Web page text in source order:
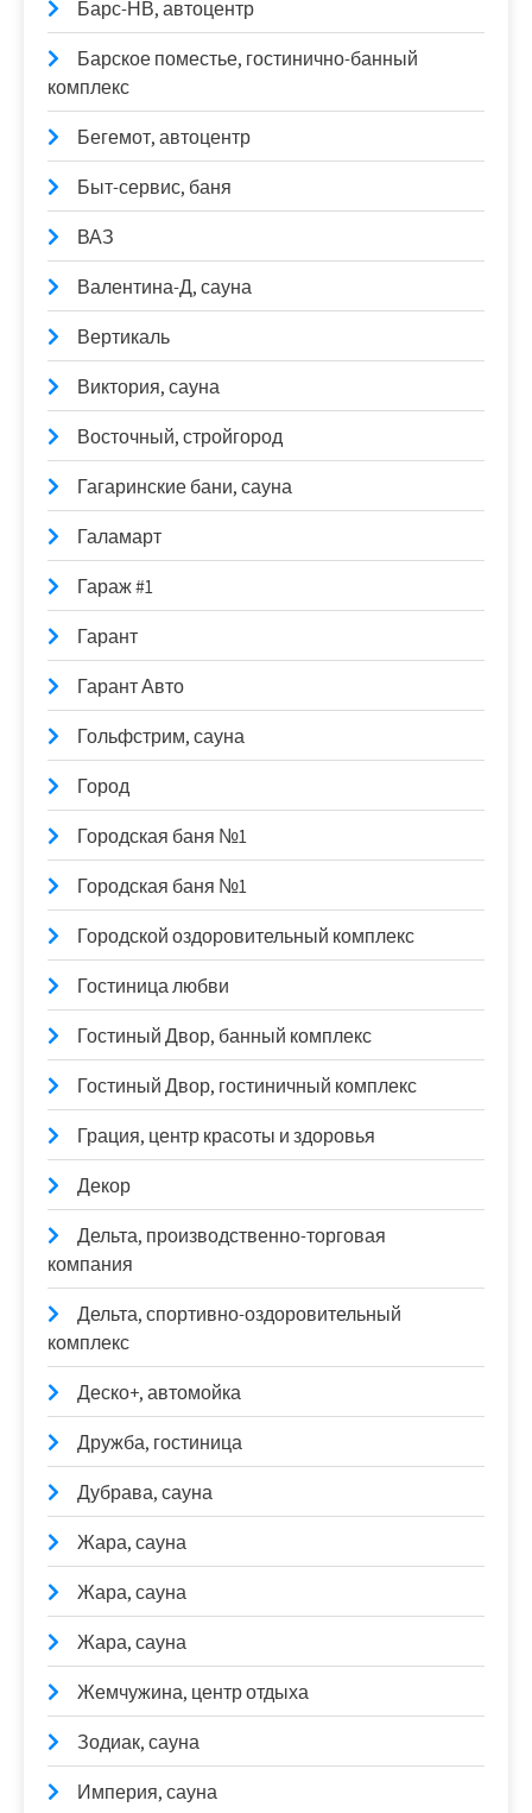
Барс-НВ, автоцентр
Барское поместье, гостинично-банный
комплекс
Бегемот, автоцентр
Быт-сервис, баня
ВАЗ
Валентина-Д, сауна
Вертикаль
Виктория, сауна
Восточный, стройгород
Гагаринские бани, сауна
Галамарт
Гараж #1
Гарант
Гарант Авто
Гольфстрим, сауна
Город
Городская баня №1
Городская баня №1
Городской оздоровительный комплекс
Гостиница любви
Гостиный Двор, банный комплекс
Гостиный Двор, гостиничный комплекс
Грация, центр красоты и здоровья
Декор
Дельта, производственно-торговая
компания
Дельта, спортивно-оздоровительный
комплекс
Деско+, автомойка
Дружба, гостиница
Дубрава, сауна
Жара, сауна
Жара, сауна
Жара, сауна
Жемчужина, центр отдыха
Зодиак, сауна
Империя, сауна